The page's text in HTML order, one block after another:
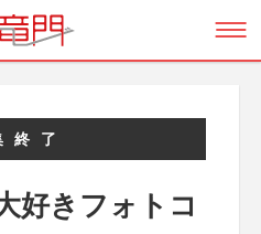
終了
好きフォトコ